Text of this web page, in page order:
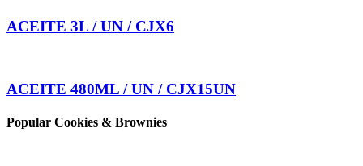
ACEITE 3L / UN / CJX6
ACEITE 480ML / UN / CJX15UN
Popular Cookies & Brownies